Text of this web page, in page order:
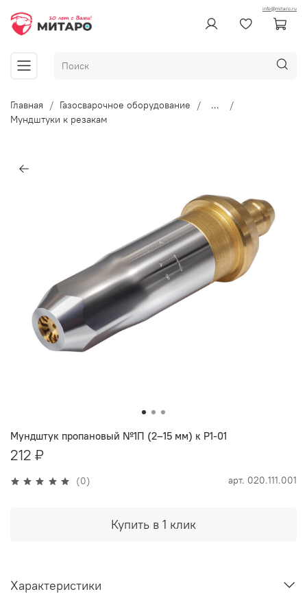
info@mitaro.ru
Главная Газосварочное оборудование
...
Мундштуки к резакам
(0) арт. 020.111.001
Мундштук пропановый №1П (2–15 мм) к Р1-01
212 ₽
Купить в 1 клик
Характеристики